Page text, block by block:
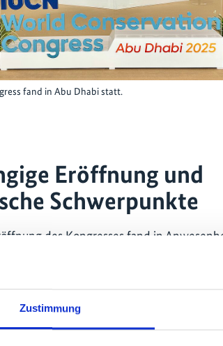
Zustimmung
fand in Abu Dhabi statt.
Eröffnung und
Schwerpunkte
des Kongresses fand in
statt, darunter Surangel S.
HRH Prinzessin Lalla Hasnaa von
Al Dahak, Ministerin für Klimawandel
Emirate, sowie Razan Al Mubarak,